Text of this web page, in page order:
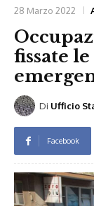
28 Marzo 2022
fissate
Di Ufficio
Facebook